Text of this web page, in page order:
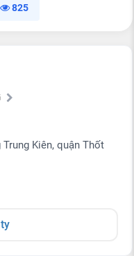
825
Trung Kiên, quận Thốt